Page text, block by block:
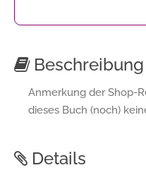
Beschreibung
Anmerkung der Shop-
dieses Buch (noch)
Details